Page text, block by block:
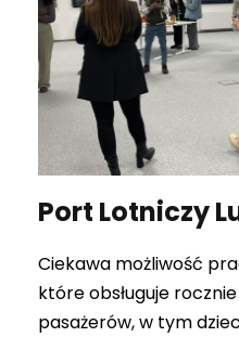
Port Lotniczy
Ciekawa możliwość
które obsługuje
pasażerów, w tym